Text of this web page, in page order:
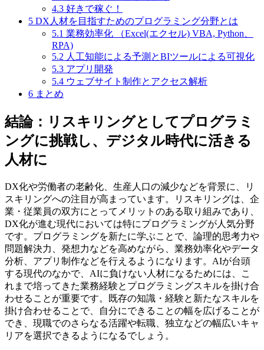
4.3 好きで稼ぐ！
5 DX人材を目指すためのプログラミング分野とは
5.1 業務効率化 （Excel(エクセル) VBA, Python、
RPA)
5.2 人工知能による予測とBIツールによる可視化
5.3 アプリ開発
5.4 ウェブサイト制作とアクセス解析
6 まとめ
結論：リスキリングとしてプログラミ
ングに挑戦し、デジタル時代に活きる
人材に
DX化や労働者の老齢化、生産人口の減少などを背景に、リ
スキリングへの注目が高まっています。リスキリングは、企
業・従業員の双方にとってメリットのある取り組みであり、
DX化が進む現代においては特にプログラミングが人気分野
です。プログラミングを新たに学ぶことで、論理的思考力や
問題解決力、発想力などを高めながら、業務効率化やデータ
分析、アプリ制作などを行えるようになります。AIが台頭
する現代のなかで、AIに負けない人材になるためには、こ
れまで培ってきた業務経験とプログラミングスキルを掛け合
わせることが重要です。既存の知識・経験と新たなスキルを
掛け合わせることで、自分にできることの幅を広げることが
でき、現職でのさらなる活躍や転職、独立などの幅広いキャ
リアを選択できるようになるでしょう。